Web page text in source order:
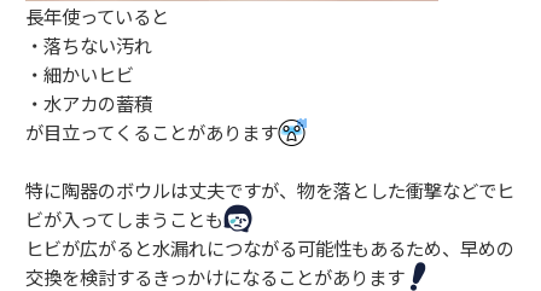
長年使っていると
・落ちない汚れ
・細かいヒビ
・水アカの蓄積
が目立ってくることがあります
特に陶器のボウルは丈夫ですが、物を落とした衝撃などでヒ
ビが入ってしまうことも
ヒビが広がると水漏れにつながる可能性もあるため、早めの
交換を検討するきっかけになることがあります